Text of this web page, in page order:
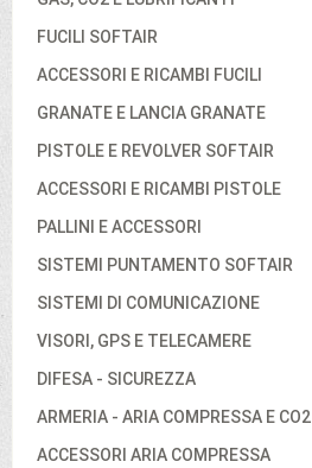
FUCILI SOFTAIR
ACCESSORI E RICAMBI FUCILI
GRANATE E LANCIA GRANATE
PISTOLE E REVOLVER SOFTAIR
ACCESSORI E RICAMBI PISTOLE
PALLINI E ACCESSORI
SISTEMI PUNTAMENTO SOFTAIR
SISTEMI DI COMUNICAZIONE
VISORI, GPS E TELECAMERE
DIFESA - SICUREZZA
ARMERIA - ARIA COMPRESSA E CO2
ACCESSORI ARIA COMPRESSA